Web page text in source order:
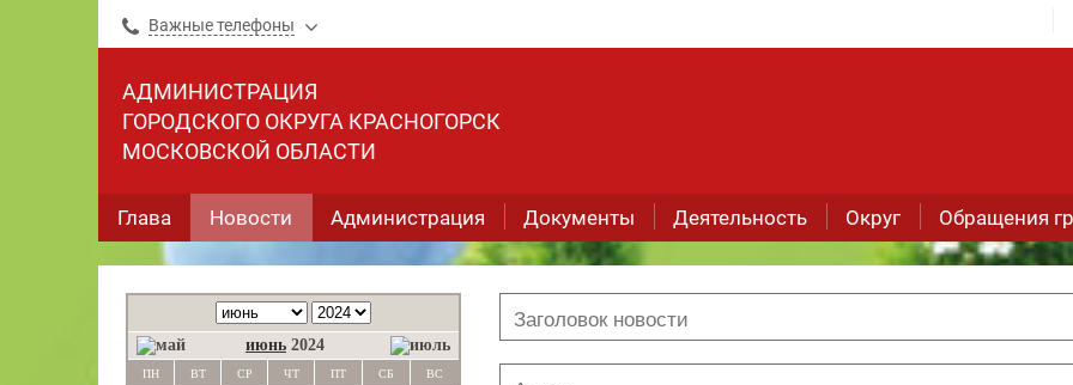
Важные телефоны
АДМИНИСТРАЦИЯ
ГОРОДСКОГО ОКРУГА КРАСНОГОРСК
МОСКОВСКОЙ ОБЛАСТИ
Глава Новости Администрация Документы Деятельность Округ Обращения
июнь 2024
ПН ВТ СР ЧТ ПТ СБ ВС